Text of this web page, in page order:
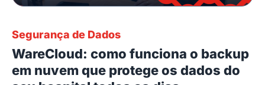
Segurança de Dados
WareCloud: como funciona o backup
em nuvem que protege os dados do